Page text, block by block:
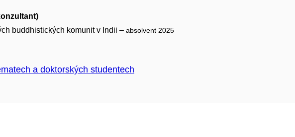
buddhistických komunit v Indii – absolvent 2025
a doktorských studentech